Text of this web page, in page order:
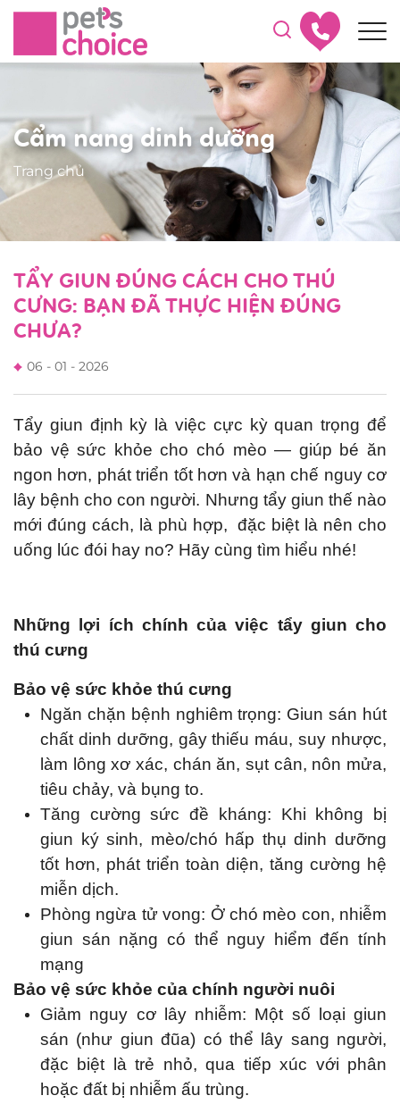
Cẩm nang dinh dưỡng
Trang chủ
TẨY GIUN ĐÚNG CÁCH CHO THÚ
CƯNG: BẠN ĐÃ THỰC HIỆN ĐÚNG
CHƯA?
06 - 01 - 2026
Tẩy giun định kỳ là việc cực kỳ quan trọng để
bảo vệ sức khỏe cho chó mèo — giúp bé ăn
ngon hơn, phát triển tốt hơn và hạn chế nguy cơ
lây bệnh cho con người. Nhưng tẩy giun thế nào
mới đúng cách, là phù hợp, đặc biệt là nên cho
uống lúc đói hay no? Hãy cùng tìm hiểu nhé!
Những lợi ích chính của việc tẩy giun cho
thú cưng
Bảo vệ sức khỏe thú cưng
Ngăn chặn bệnh nghiêm trọng: Giun sán hút
chất dinh dưỡng, gây thiếu máu, suy nhược,
làm lông xơ xác, chán ăn, sụt cân, nôn mửa,
tiêu chảy, và bụng to.
Tăng cường sức đề kháng: Khi không bị
giun ký sinh, mèo/chó hấp thụ dinh dưỡng
tốt hơn, phát triển toàn diện, tăng cường hệ
miễn dịch.
Phòng ngừa tử vong: Ở chó mèo con, nhiễm
giun sán nặng có thể nguy hiểm đến tính
mạng
Bảo vệ sức khỏe của chính người nuôi
Giảm nguy cơ lây nhiễm: Một số loại giun
sán (như giun đũa) có thể lây sang người,
đặc biệt là trẻ nhỏ, qua tiếp xúc với phân
hoặc đất bị nhiễm ấu trùng.